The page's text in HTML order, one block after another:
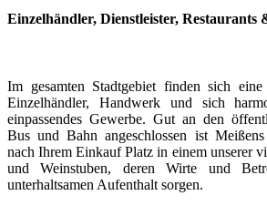
Einzelhändler, Dienstleister, Restaurants
Im gesamten Stadtgebiet finden sich
Einzelhändler, Handwerk und sich
einpassendes Gewerbe. Gut an den
Bus und Bahn angeschlossen ist
nach Ihrem Einkauf Platz in einem unserer
und Weinstuben, deren Wirte und
unterhaltsamen Aufenthalt sorgen.